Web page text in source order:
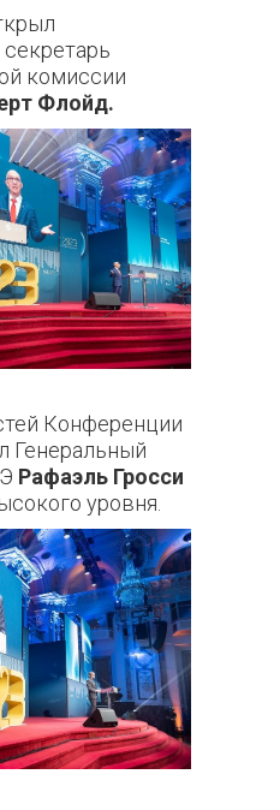
комиссии
Флойд.
Конференции
Генеральный
Рафаэль Гросси
уровня.